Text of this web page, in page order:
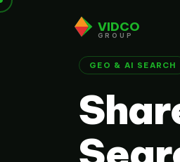
VIDCO
GROUP
GEO & AI SEARCH